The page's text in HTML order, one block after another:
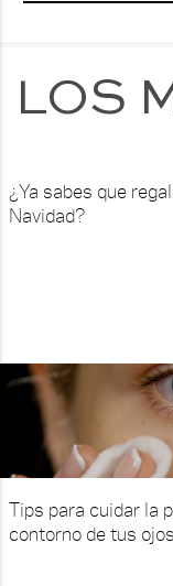
LOS
¿Ya sabes que
Navidad?
Tips para cuidar la
contorno de tus ojos